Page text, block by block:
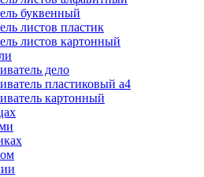
буквенный
листов пластик
листов картонный
дело
пластиковый а4
картонный